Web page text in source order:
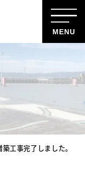
MENU
築工事完了しました。